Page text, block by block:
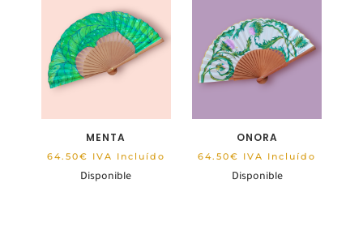
MENTA
64.50€ IVA Incluído
Disponible
ONORA
64.50€ IVA Incluído
Disponible